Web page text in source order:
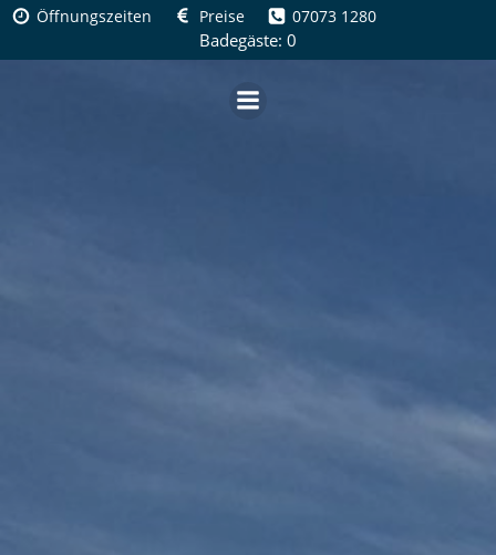
Zum
Inhalt
springen
Öffnungszeiten Preise 07073 1280
Badegäste: 0